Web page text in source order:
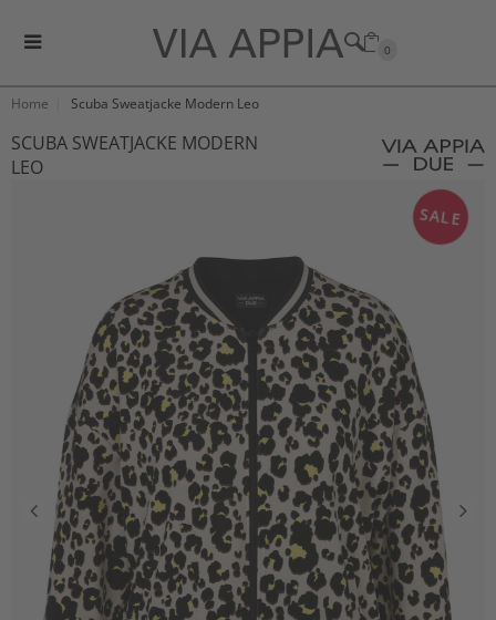
0
Home Scuba Sweatjacke Modern Leo
SCUBA SWEATJACKE MODERN
LEO
SALE